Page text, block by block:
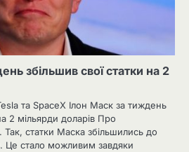
збільшив свої статки на 2
та SpaceX Ілон Маск за тиждень
2 мільярди доларів Про
статки Маска збільшились до
Це стало можливим завдяки